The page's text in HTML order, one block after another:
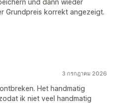
und dann wieder
Grundpreis korrekt angezeigt.
3 กรกฎาคม 2026
Het handmatig
ik niet veel handmatig